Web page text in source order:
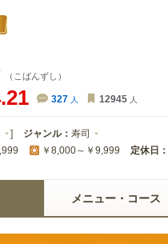
（こばんずし）
327 人 12945 人
] ジャンル： 寿司
￥8,000～￥9,999 定休日：
メニュー・コース